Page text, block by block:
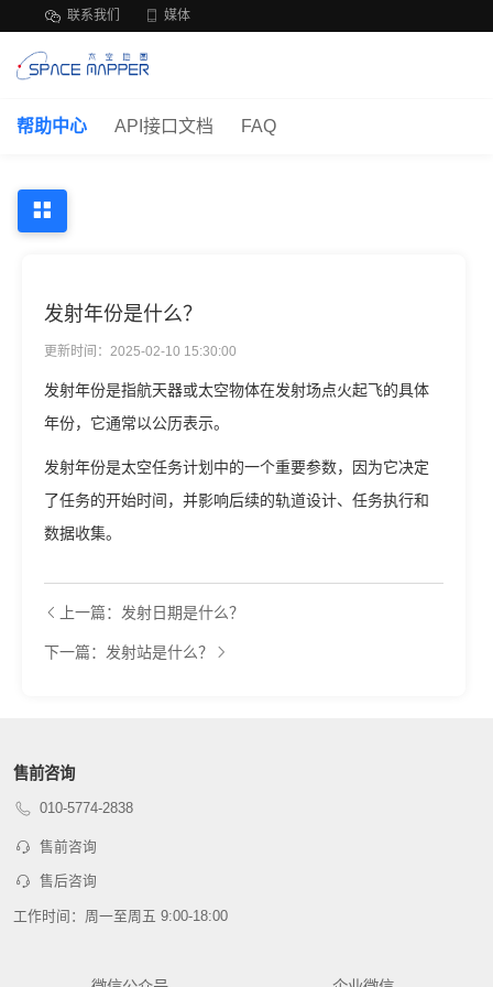
联系我们 媒体
帮助中心 API接口文档 FAQ
发射年份是什么？
更新时间：2025-02-10 15:30:00
发射年份是指航天器或太空物体在发射场点火起飞的具体
年份，它通常以公历表示。
发射年份是太空任务计划中的一个重要参数，因为它决定
了任务的开始时间，并影响后续的轨道设计、任务执行和
数据收集。
上一篇：发射日期是什么？
下一篇：发射站是什么？
售前咨询
010-5774-2838
售前咨询
售后咨询
工作时间：周一至周五 9:00-18:00